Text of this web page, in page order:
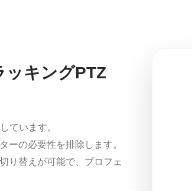
ッキングPTZ
ています。
ーの必要性を排除します。
り替えが可能で、プロフェ